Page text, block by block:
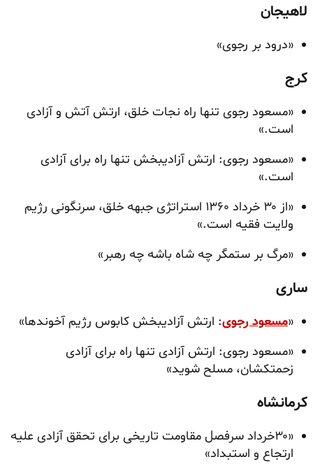
لاهیجان
«درود بر رجوی»
کرج
«مسعود رجوی تنها راه نجات خلق، ارتش آتش و آزادی
است.»
«مسعود رجوی: ارتش آزادیبخش تنها راه برای آزادی
است.»
«از ۳۰ خرداد ۱۳۶۰ استراتژی جبهه خلق، سرنگونی رژیم
ولایت فقیه است.»
«مرگ بر ستمگر چه شاه باشه چه رهبر»
ساری
«مسعود رجوی: ارتش آزادیبخش کابوس رژیم آخوندها»
«مسعود رجوی: ارتش آزادی تنها راه برای آزادی
زحمتکشان، مسلح شوید»
کرمانشاه
«۳۰خرداد سرفصل مقاومت تاریخی برای تحقق آزادی علیه
ارتجاع و استبداد»